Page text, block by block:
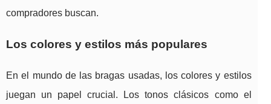
compradores buscan.
Los colores y estilos más populares
En el mundo de las bragas usadas, los colores y estilos
juegan un papel crucial. Los tonos clásicos como el